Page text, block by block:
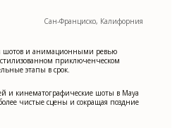
Сан-Франциско, Калифорния
шотов и анимационными ревью
приключенческом
этапы в срок.
и кинематографические шоты в Maya
чистые сцены и сокращая поздние